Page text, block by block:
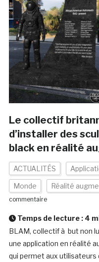
Le collectif
d’installer des
black en réalité
ACTUALITÉS
Monde Réalité
commentaire
Temps de lecture : 4
BLAM, collectif à but non
une application en réalité
qui permet aux utilisateurs